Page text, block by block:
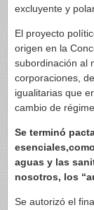
excluyente y
El proyecto
origen en la
subordinación al
corporaciones,
igualitarias que
cambio de
Se terminó
aguas y las
nosotros, los
Se autorizó el